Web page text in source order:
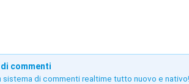
commenti
sistema di commenti realtime tutto nuovo e